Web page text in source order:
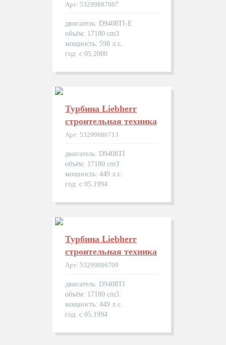
Арт: 53299887007
двигатель: D9408TI-E
объём: 17180 cm3
мощность: 598 л.с.
год: с 05.2000
Турбина Liebherr
строительная техника
Арт: 53299886713
двигатель: D9408TI
объём: 17180 cm3
мощность: 449 л.с.
год: с 05.1994
Турбина Liebherr
строительная техника
Арт: 53299886709
двигатель: D9408TI
объём: 17180 cm3
мощность: 449 л.с.
год: с 05.1994